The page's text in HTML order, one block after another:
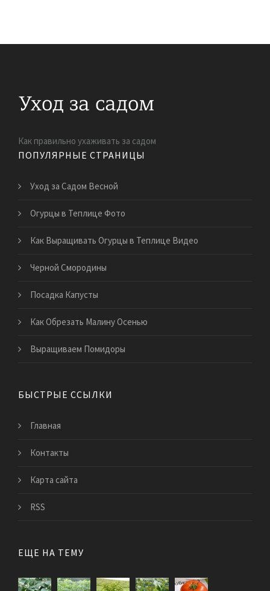
Как правильно ухаживать за садом
ПОПУЛЯРНЫЕ СТРАНИЦЫ
Уход за Садом Весной
Огурцы в Теплице Фото
Как Выращивать Огурцы в Теплице Видео
Черной Смородины
Посадка Капусты
Как Обрезать Малину Осенью
Выращиваем Помидоры
БЫСТРЫЕ ССЫЛКИ
Главная
Контакты
Карта сайта
RSS
ЕЩЕ НА ТЕМУ